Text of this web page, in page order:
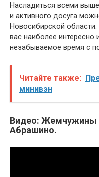
Насладиться всеми
и активного досуга
Новосибирской
вас наиболее интересно
незабываемое время с
Читайте также:
минивэн
Видео: Жемчужины
Абрашино.